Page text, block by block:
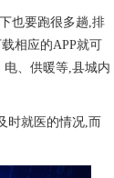
也要跑很多趟,排
相应的APP就可
电、供暖等,县城内
时就医的情况,而